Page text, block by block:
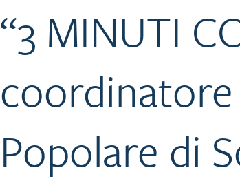
“3 MINUTI
coordinatore
Popolare di